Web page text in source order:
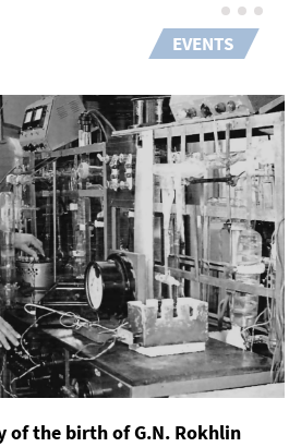
EVENTS
of the birth of G.N. Rokhlin